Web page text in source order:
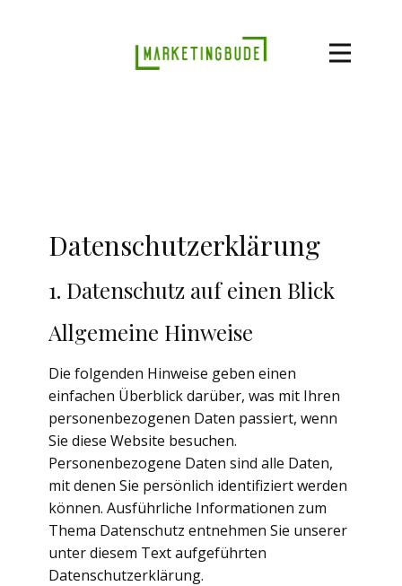
Datenschutz­erklärung
1. Datenschutz auf einen Blick
Allgemeine Hinweise
Die folgenden Hinweise geben einen
einfachen Überblick darüber, was mit Ihren
personenbezogenen Daten passiert, wenn
Sie diese Website besuchen.
Personenbezogene Daten sind alle Daten,
mit denen Sie persönlich identifiziert werden
können. Ausführliche Informationen zum
Thema Datenschutz entnehmen Sie unserer
unter diesem Text aufgeführten
Datenschutzerklärung.